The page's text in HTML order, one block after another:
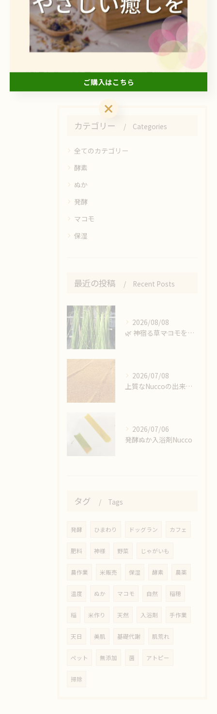
関連タグ
#ひまわり #カフェ #ぬか #自然 #天然
カテゴリー Categories
全てのカテゴリー
酵素
ぬか
発酵
マコモ
保湿
最近の投稿 Recent Posts
2026/08/08
🌿 神宿る草――マコモを収穫しました
2026/07/08
上質なNuccoの出来上がり‼️
2026/07/06
発酵ぬか入浴剤Nucco
タグ Tags
発酵 ひまわり ドッグラン カフェ
肥料 神様 野菜 じゃがいも
農作業 米販売 保湿 酵素 農薬
温度 ぬか マコモ 自然 稲穂
稲 米作り 天然 入浴剤 手作業
天日 美肌 基礎代謝 肌荒れ
ペット 無添加 菌 アトピー
掃除
ご購入はこちら
ご購入はこちら